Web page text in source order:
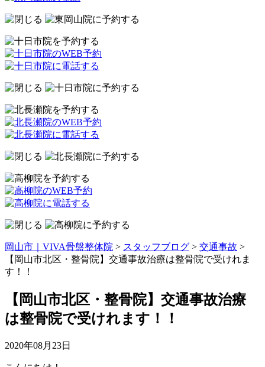
岡山市｜VIVA骨盤整体院 > スタッフブログ > 交通事故 >
【岡山市北区・整骨院】交通事故治療は整骨院で受けれま
す！！
【岡山市北区・整骨院】交通事故治療
は整骨院で受けれます！！
2020年08月23日